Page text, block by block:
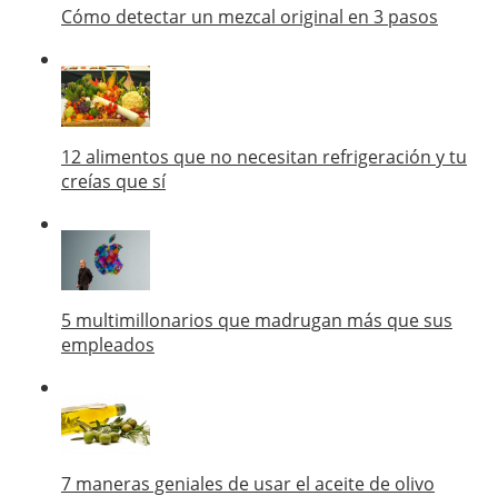
Cómo detectar un mezcal original en 3 pasos
12 alimentos que no necesitan refrigeración y tu
creías que sí
5 multimillonarios que madrugan más que sus
empleados
7 maneras geniales de usar el aceite de olivo